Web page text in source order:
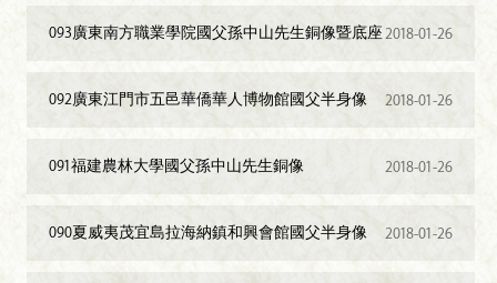
2018-01-26
093廣東南方職業學院國父孫中山先生銅像暨底座
2018-01-26
092廣東江門市五邑華僑華人博物館國父半身像
2018-01-26
091福建農林大學國父孫中山先生銅像
2018-01-26
090夏威夷茂宜島拉海納鎮和興會館國父半身像